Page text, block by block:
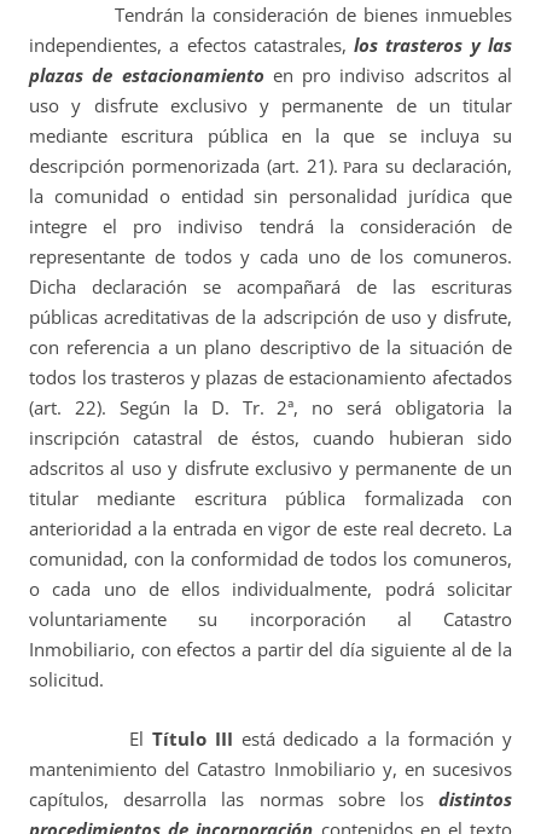
Tendrán la consideración de bienes inmuebles
independientes, a efectos catastrales,los trasteros y las
plazas de estacionamiento en pro indiviso adscritos al
uso y disfrute exclusivo y permanente de un titular
mediante escritura pública en la que se incluya su
descripción pormenorizada (art. 21). Para su declaración,
la comunidad o entidad sin personalidad jurídica que
integre el pro indiviso tendrá la consideración de
representante de todos y cada uno de los comuneros.
Dicha declaración se acompañará de las escrituras
públicas acreditativas de la adscripción de uso y disfrute,
con referencia a un plano descriptivo de la situación de
todos los trasteros y plazas de estacionamiento afectados
(art. 22). Según la D. Tr. 2ª, no será obligatoria la
inscripción catastral de éstos, cuando hubieran sido
adscritos al uso y disfrute exclusivo y permanente de un
titular mediante escritura pública formalizada con
anterioridad a la entrada en vigor de este real decreto. La
comunidad, con la conformidad de todos los comuneros,
o cada uno de ellos individualmente, podrá solicitar
voluntariamente su incorporación al Catastro
Inmobiliario, con efectos a partir del día siguiente al de la
solicitud.
El Título III está dedicado a la formación y
mantenimiento del Catastro Inmobiliario y, en sucesivos
capítulos, desarrolla las normas sobre los distintos